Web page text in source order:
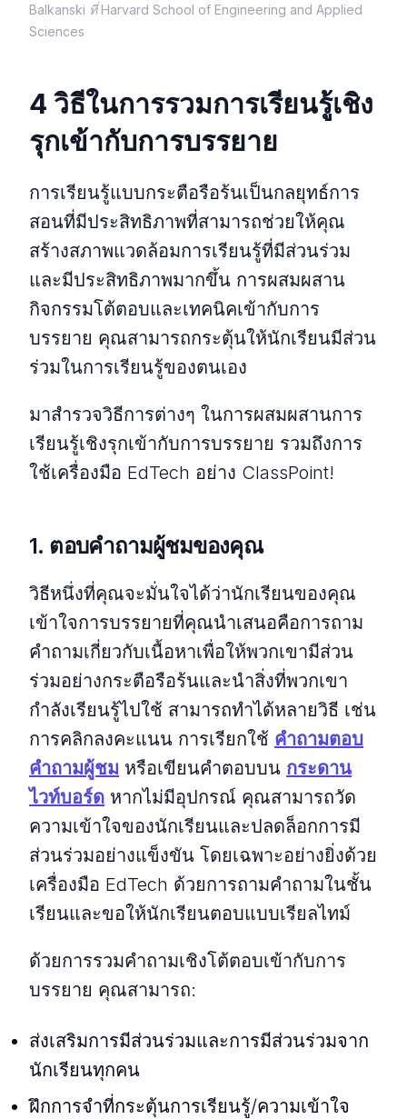
Balkanski ที่ Harvard School of Engineering and Applied
Sciences
4 วิธีในการรวมการเรียนรู้เชิง
รุกเข้ากับการบรรยาย
การเรียนรู้แบบกระตือรือร้นเป็นกลยุทธ์การ
สอนที่มีประสิทธิภาพที่สามารถช่วยให้คุณ
สร้างสภาพแวดล้อมการเรียนรู้ที่มีส่วนร่วม
และมีประสิทธิภาพมากขึ้น การผสมผสาน
กิจกรรมโต้ตอบและเทคนิคเข้ากับการ
บรรยาย คุณสามารถกระตุ้นให้นักเรียนมีส่วน
ร่วมในการเรียนรู้ของตนเอง
มาสำรวจวิธีการต่างๆ ในการผสมผสานการ
เรียนรู้เชิงรุกเข้ากับการบรรยาย รวมถึงการ
ใช้เครื่องมือ EdTech อย่าง ClassPoint!
1. ตอบคำถามผู้ชมของคุณ
วิธีหนึ่งที่คุณจะมั่นใจได้ว่านักเรียนของคุณ
เข้าใจการบรรยายที่คุณนำเสนอคือการถาม
คำถามเกี่ยวกับเนื้อหาเพื่อให้พวกเขามีส่วน
ร่วมอย่างกระตือรือร้นและนำสิ่งที่พวกเขา
กำลังเรียนรู้ไปใช้ สามารถทำได้หลายวิธี เช่น
การคลิกลงคะแนน การเรียกใช้ คำถามตอบ
คำถามผู้ชม หรือเขียนคำตอบบน กระดาน
ไวท์บอร์ด หากไม่มีอุปกรณ์ คุณสามารถวัด
ความเข้าใจของนักเรียนและปลดล็อกการมี
ส่วนร่วมอย่างแข็งขัน โดยเฉพาะอย่างยิ่งด้วย
เครื่องมือ EdTech ด้วยการถามคำถามในชั้น
เรียนและขอให้นักเรียนตอบแบบเรียลไทม์
ด้วยการรวมคำถามเชิงโต้ตอบเข้ากับการ
บรรยาย คุณสามารถ:
ส่งเสริมการมีส่วนร่วมและการมีส่วนร่วมจาก
นักเรียนทุกคน
ฝึกการจำที่กระตุ้นการเรียนรู้/ความเข้าใจ